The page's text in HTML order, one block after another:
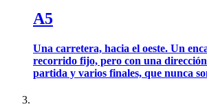
A5
Una carretera, hacia el oeste. Un
recorrido fijo, pero con una
partida y varios finales, que nunca